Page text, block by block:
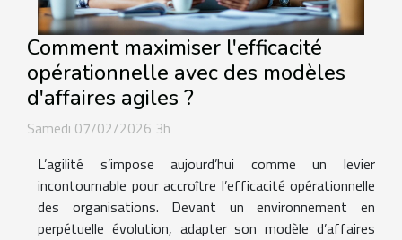
Comment maximiser l'efficacité
opérationnelle avec des modèles
d'affaires agiles ?
Samedi 07/02/2026 3h
L’agilité s’impose aujourd’hui comme un levier
incontournable pour accroître l’efficacité opérationnelle
des organisations. Devant un environnement en
perpétuelle évolution, adapter son modèle d’affaires